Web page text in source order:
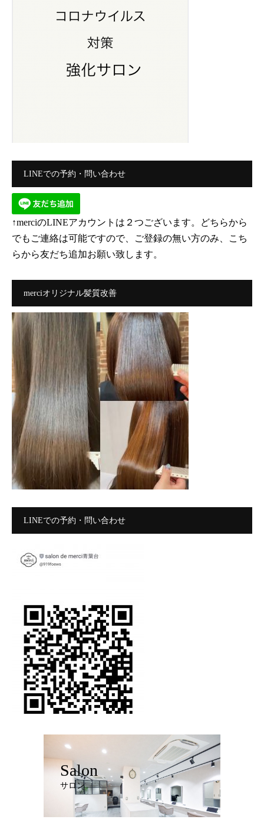
LINEでの予約・問い合わせ
↑merciのLINEアカウントは２つございます。どちらから
でもご連絡は可能ですので、ご登録の無い方のみ、こち
らから友だち追加お願い致します。
merciオリジナル髪質改善
LINEでの予約・問い合わせ
Salon
サロン